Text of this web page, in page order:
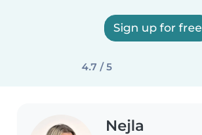
Sign up for free
4.7 / 5
Nejla